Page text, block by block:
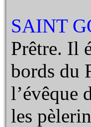
SAINT
Prêtre. Il
bords du
l’évêque
les